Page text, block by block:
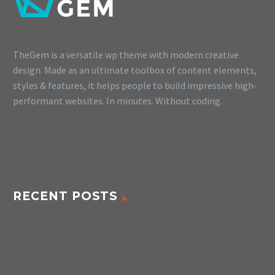
TheGem is a versatile wp theme with modern creative
design. Made as an ultimate toolbox of content elements,
styles & features, it helps people to build impressive high-
performant websites. In minutes. Without coding.
RECENT POSTS